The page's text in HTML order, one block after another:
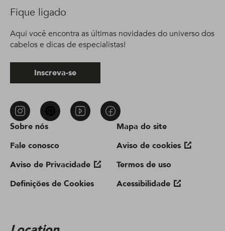
Sobre nós
Fale conosco
Aviso de Privacidade
Definições de Cookies
Mapa do site
Aviso de cookies
Termos de uso
Acessibilidade
Fique ligado
Aqui você encontra as últimas novidades do universo dos
cabelos e dicas de especialistas!
Inscreva-se